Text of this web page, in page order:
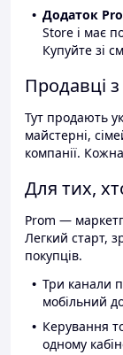
Додаток
Store і має
Купуйте зі
Продавці з
Тут продають
майстерні,
компанії.
Для тих,
Prom —
Легкий старт,
покупців.
Три канали
мобільний
Керування
одному